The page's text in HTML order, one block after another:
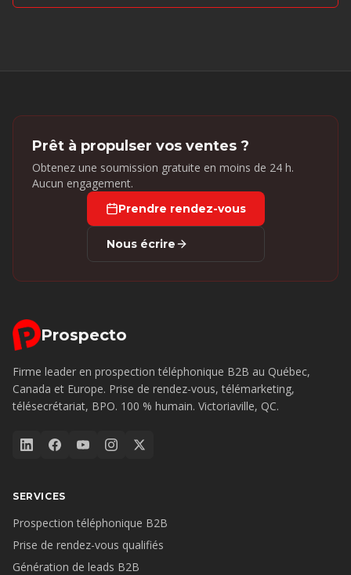
Prêt à propulser vos ventes ?
Obtenez une soumission gratuite en moins de 24 h.
Aucun engagement.
Prendre rendez-vous
Nous écrire
Prospecto
Firme leader en prospection téléphonique B2B au Québec,
Canada et Europe. Prise de rendez-vous, télémarketing,
télésecrétariat, BPO. 100 % humain. Victoriaville, QC.
SERVICES
Prospection téléphonique B2B
Prise de rendez-vous qualifiés
Génération de leads B2B